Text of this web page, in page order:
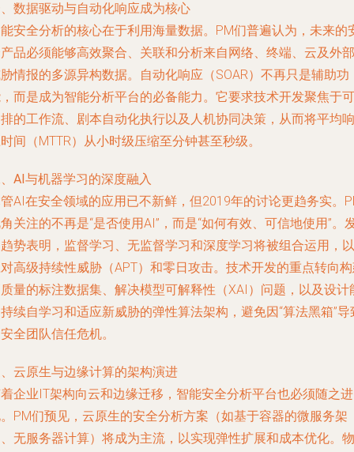
数据驱动与自动化响应成为核心
安全分析的核心在于利用海量数据。PM们普遍认为，未来的
品必须能够高效聚合、关联和分析来自网络、终端、云及外部
情报的多源异构数据。自动化响应（SOAR）不再只是辅助功
而是成为智能分析平台的必备能力。它要求技术开发聚焦于可
的工作流、剧本自动化执行以及人机协同决策，从而将平均响
间（MTTR）从小时级压缩至分钟甚至秒级。
AI与机器学习的深度融入
AI在安全领域的应用已不新鲜，但2019年的讨论更趋务实。
关注的不再是“是否使用AI”，而是“如何有效、可信地使用”。
势表明，监督学习、无监督学习和深度学习将被组合运用，以
高级持续性威胁（APT）和零日攻击。技术开发的重点转向
量的标注数据集、解决模型可解释性（XAI）问题，以及设计
续自学习和适应新威胁的弹性算法架构，避免因“算法黑箱”导
全团队信任危机。
云原生与边缘计算的架构演进
企业IT架构向云和边缘迁移，智能安全分析平台也必须随之进
PM们预见，云原生的安全分析方案（如基于容器的微服务架
无服务器计算）将成为主流，以实现弹性扩展和成本优化。物